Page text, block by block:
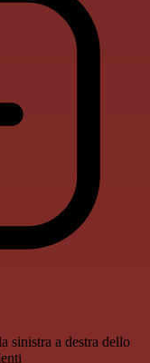
sinistra a destra dello